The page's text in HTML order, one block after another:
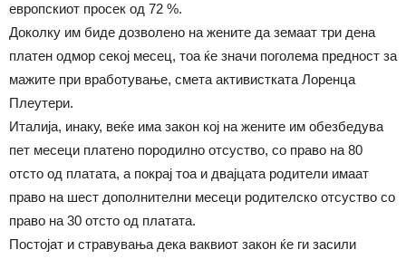
европскиот просек од 72 %.
Доколку им биде дозволено на жените да земаат три дена
платен одмор секој месец, тоа ќе значи поголема предност за
мажите при вработување, смета активистката Лоренца
Плеутери.
Италија, инаку, веќе има закон кој на жените им обезбедува
пет месеци платено породилно отсуство, со право на 80
отсто од платата, а покрај тоа и двајцата родители имаат
право на шест дополнителни месеци родителско отсуство со
право на 30 отсто од платата.
Постојат и стравувања дека ваквиот закон ќе ги засили